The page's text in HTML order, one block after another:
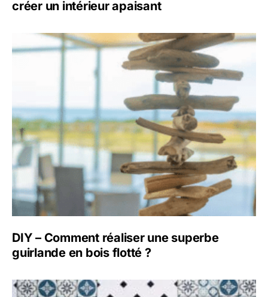
créer un intérieur apaisant
DIY – Comment réaliser une superbe
guirlande en bois flotté ?